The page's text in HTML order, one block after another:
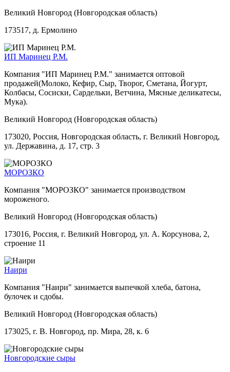
Великий Новгород (Новгородская область)
173517, д. Ермолино
ИП Маринец Р.М.
Компания "ИП Маринец Р.М." занимается оптовой
продажей(Молоко, Кефир, Сыр, Творог, Сметана, Йогурт,
Колбасы, Сосиски, Сардельки, Ветчина, Мясные деликатесы,
Мука).
Великий Новгород (Новгородская область)
173020, Россия, Новгородская область, г. Великий Новгород,
ул. Державина, д. 17, стр. 3
МОРОЗКО
Компания "МОРОЗКО" занимается производством
мороженого.
Великий Новгород (Новгородская область)
173016, Россия, г. Великий Новгород, ул. А. Корсунова, 2,
строение 11
Наири
Компания "Наири" занимается выпечкой хлеба, батона,
булочек и сдобы.
Великий Новгород (Новгородская область)
173025, г. В. Новгород, пр. Мира, 28, к. 6
Новгородские сыры